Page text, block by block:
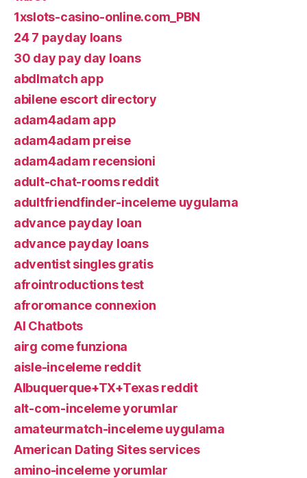
1xslots-casino-online.com_PBN
24 7 payday loans
30 day pay day loans
abdlmatch app
abilene escort directory
adam4adam app
adam4adam preise
adam4adam recensioni
adult-chat-rooms reddit
adultfriendfinder-inceleme uygulama
advance payday loan
advance payday loans
adventist singles gratis
afrointroductions test
afroromance connexion
AI Chatbots
airg come funziona
aisle-inceleme reddit
Albuquerque+TX+Texas reddit
alt-com-inceleme yorumlar
amateurmatch-inceleme uygulama
American Dating Sites services
amino-inceleme yorumlar